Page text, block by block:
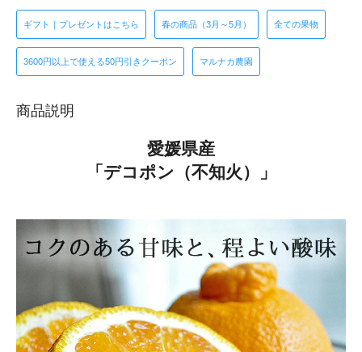
ギフト｜プレゼントはこちら 春の商品（3月～5月） 全ての果物
3600円以上で使える50円引きクーポン マルナカ農園
商品説明
愛媛県産
「デコポン（不知火）」